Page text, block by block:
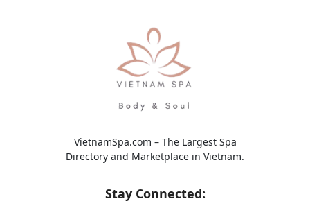
VietnamSpa.com – The Largest Spa
Directory and Marketplace in Vietnam.
Stay Connected: